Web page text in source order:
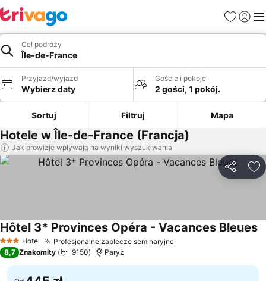
Ulubione
Cel podróży
Île-de-France
Przyjazd/wyjazd
Wybierz daty
Goście i pokoje
2 gości, 1 pokój.
Sortuj Filtruj Mapa
Hotele w Île-de-France (Francja)
Jak prowizje wpływają na wyniki wyszukiwania
3 Kategoria
Hotel Profesjonalne zaplecze seminaryjneWyświetl ceny
Hôtel 3* Provinces Opéra - Vacances Bleues
8,7 Znakomity 9150 Paryż